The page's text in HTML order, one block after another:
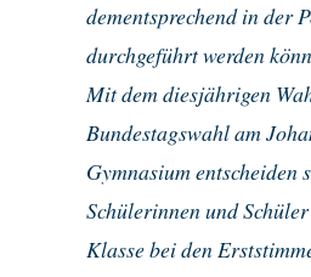
dementsprechend in der
durchgeführt werden
Mit dem diesjährigen
Bundestagswahl am
Gymnasium entscheiden
Schülerinnen und
Klasse bei den